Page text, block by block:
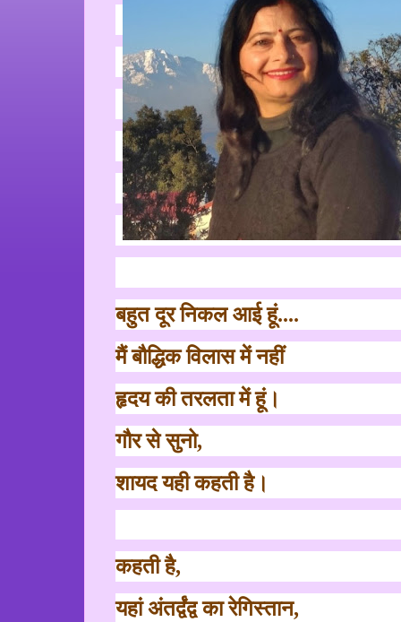
बहुत दूर निकल आई हूं....
मैं बौद्धिक विलास में नहीं
हृदय की तरलता में हूं।
गौर से सुनो,
शायद यही कहती है।
कहती है,
यहां अंतर्द्वंद्व का रेगिस्तान,